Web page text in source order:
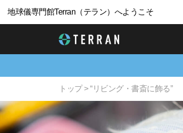
地球儀専門館Terran（テラン）へようこそ
トップ> “リビング・書斎に飾る”